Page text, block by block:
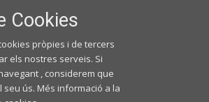
Cookies
pròpies i de tercers
els nostres serveis. Si
, considerem que
seu ús. Més informació a la